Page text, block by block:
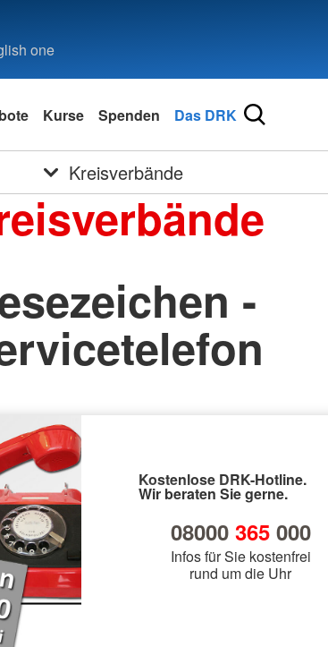
one
Kurse Spenden Das DRK
Kreisverbände
-
Kostenlose DRK-Hotline.
Wir beraten Sie gerne.
08000 365000
Infos für Sie kostenfrei
rund um die Uhr